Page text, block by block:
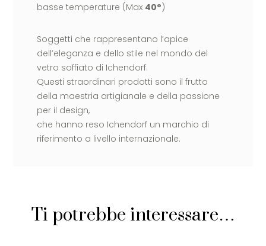
basse temperature (Max 40°)
Soggetti che rappresentano l’apice
dell’eleganza e dello stile nel mondo del
vetro soffiato di Ichendorf.
Questi straordinari prodotti sono il frutto
della maestria artigianale e della passione
per il design,
che hanno reso Ichendorf un marchio di
riferimento a livello internazionale.
Ti potrebbe interessare…